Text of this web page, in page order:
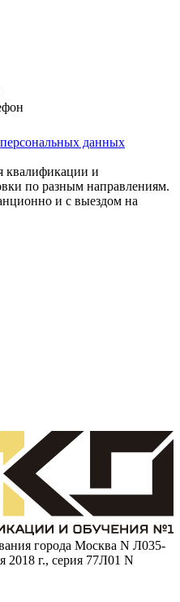
персональных данных
квалификации и
по разным направлениям.
и с выездом на
города Москва N Л035-
2018 г., серия 77Л01 N